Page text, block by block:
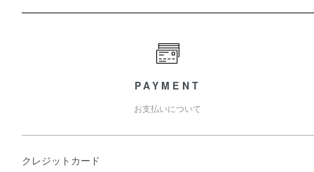
PAYMENT
お支払いについて
クレジットカード